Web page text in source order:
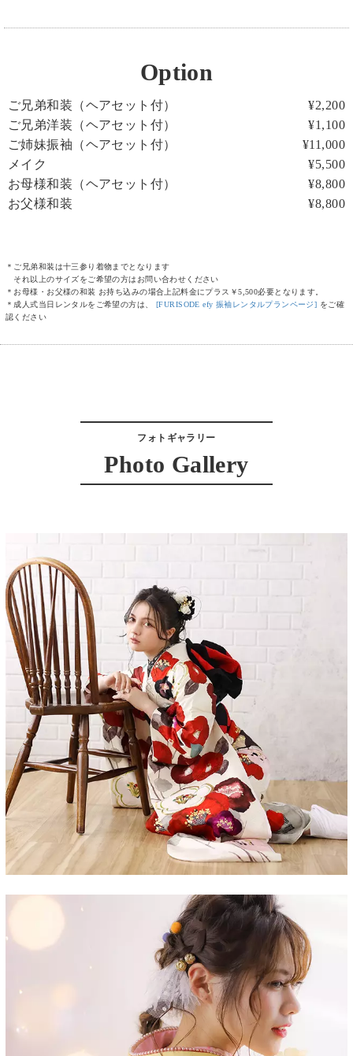
Option
ご兄弟和装（ヘアセット付）
¥2,200
ご兄弟洋装（ヘアセット付）
¥1,100
ご姉妹振袖（ヘアセット付）
¥11,000
メイク
¥5,500
お母様和装（ヘアセット付）
¥8,800
お父様和装
¥8,800
＊ご兄弟和装は十三参り着物までとなります
それ以上のサイズをご希望の方はお問い合わせください
＊お母様・お父様の和装 お持ち込みの場合上記料金にプラス￥5,500必要となります。
＊成人式当日レンタルをご希望の方は、 [FURISODE efy 振袖レンタルプランページ] をご確
認ください
フォトギャラリー
Photo Gallery